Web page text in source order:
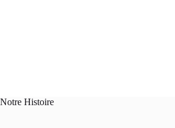
Notre Histoire